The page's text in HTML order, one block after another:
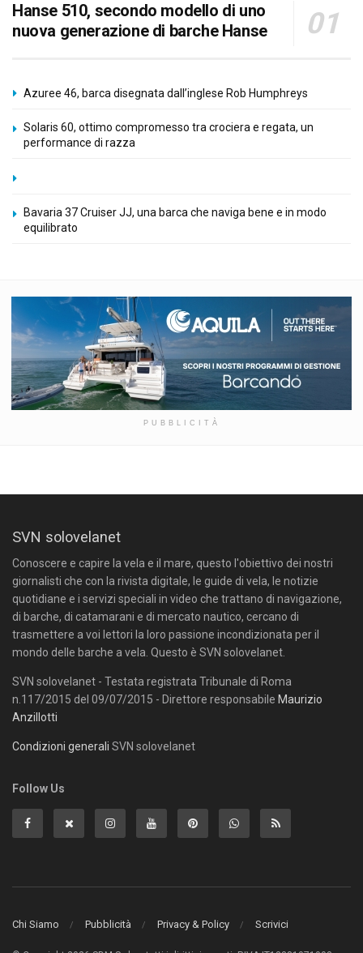
Hanse 510, secondo modello di uno
nuova generazione di barche Hanse
Azuree 46, barca disegnata dall’inglese Rob Humphreys
Solaris 60, ottimo compromesso tra crociera e regata, un
performance di razza
Bavaria 37 Cruiser JJ, una barca che naviga bene e in modo
equilibrato
PUBBLICITÀ
SVN solovelanet
Conoscere e capire la vela e il mare, questo l'obiettivo dei nostri
giornalisti che con la rivista digitale, le guide di vela, le notizie
quotidiane e i servizi speciali in video che trattano di navigazione,
di barche, di catamarani e di mercato nautico, cercano di
trasmettere a voi lettori la loro passione incondizionata per il
mondo delle barche a vela. Questo è SVN solovelanet.
SVN solovelanet - Testata registrata Tribunale di Roma
n.117/2015 del 09/07/2015 - Direttore responsabile Maurizio
Anzillotti
Condizioni generali SVN solovelanet
Follow Us
Chi Siamo Pubblicità Privacy & Policy Scrivici